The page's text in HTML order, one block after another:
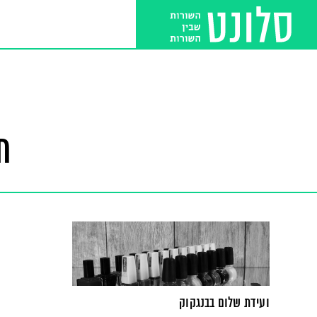
ועידת שלום בבנגקוק